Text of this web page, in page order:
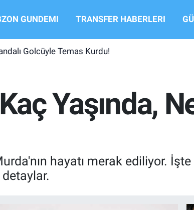
GUNDEMI TRANSFER HABERLERI
Golcüyle Temas Kurdu!
Yaşında,
hayatı merak ediliyor. İşte